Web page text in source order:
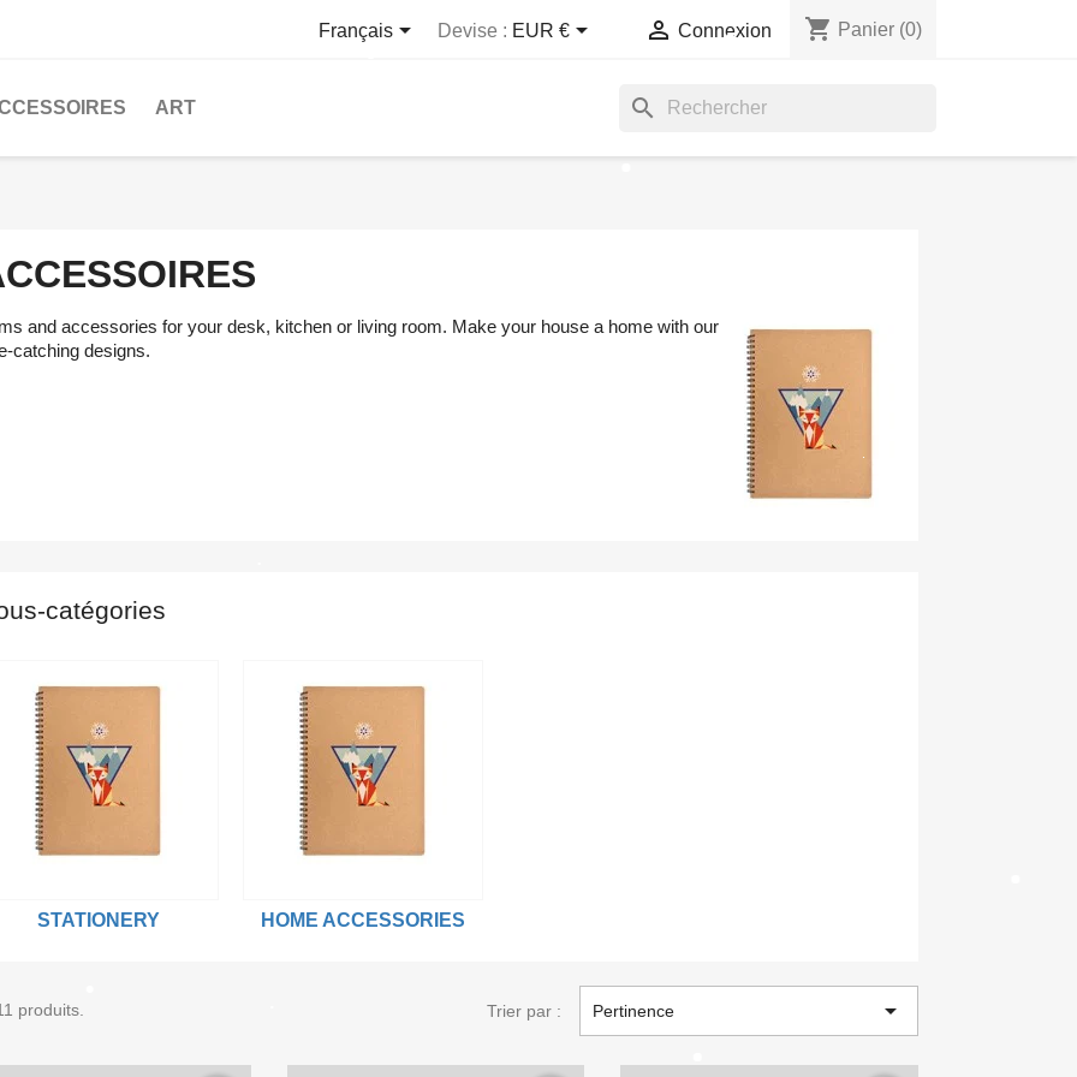
Français Devise : EUR €  Connexion shopping_cart Panier (0)
ART search
and accessories for your desk, kitchen or living room. Make your house a home with our
catching designs.
catégories
STATIONERY HOME ACCESSORIES
produits. Trier par : Pertinence 